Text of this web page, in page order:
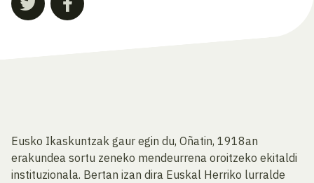
Eusko Ikaskuntzak gaur egin du, Oñatin, 1918an
erakundea sortu zeneko mendeurrena oroitzeko ekitaldi
instituzionala. Bertan izan dira Euskal Herriko lurralde